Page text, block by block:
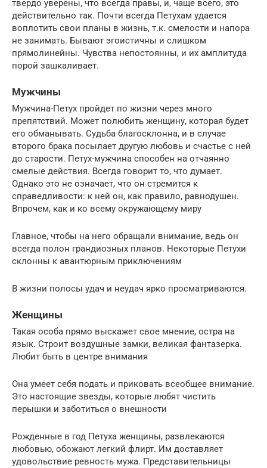
твердо уверены, что всегда правы, и, чаще всего, это
действительно так. Почти всегда Петухам удается
воплотить свои планы в жизнь, т.к. смелости и напора
не занимать. Бывают эгоистичны и слишком
прямолинейны. Чувства непостоянны, и их амплитуда
порой зашкаливает.
Мужчины
Мужчина-Петух пройдет по жизни через много
препятствий. Может полюбить женщину, которая будет
его обманывать. Судьба благосклонна, и в случае
второго брака посылает другую любовь и счастье с ней
до старости. Петух-мужчина способен на отчаянно
смелые действия. Всегда говорит то, что думает.
Однако это не означает, что он стремится к
справедливости: к ней он, как правило, равнодушен.
Впрочем, как и ко всему окружающему миру
Главное, чтобы на него обращали внимание, ведь он
всегда полон грандиозных планов. Некоторые Петухи
склонны к авантюрным приключениям
В жизни полосы удач и неудач ярко просматриваются.
Женщины
Такая особа прямо выскажет свое мнение, остра на
язык. Строит воздушные замки, великая фантазерка.
Любит быть в центре внимания
Она умеет себя подать и приковать всеобщее внимание.
Это настоящие звезды, которые любят чистить
перышки и заботиться о внешности
Рожденные в год Петуха женщины, развлекаются
любовью, обожают легкий флирт. Им доставляет
удовольствие ревность мужа. Представительницы